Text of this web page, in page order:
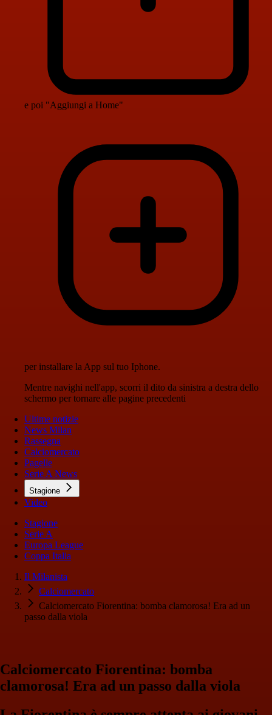
e poi "Aggiungi a Home"
per installare la App sul tuo Iphone.
Mentre navighi nell'app, scorri il dito da sinistra a destra dello
schermo per tornare alle pagine precedenti
Ultime notizie
News Milan
Rassegna
Calciomercato
Pagelle
Serie A News
Stagione
Video
Stagione
Serie A
Europa League
Coppa Italia
Il Milanista
Calciomercato
Calciomercato Fiorentina: bomba clamorosa! Era ad un
passo dalla viola
Calciomercato Fiorentina: bomba
clamorosa! Era ad un passo dalla viola